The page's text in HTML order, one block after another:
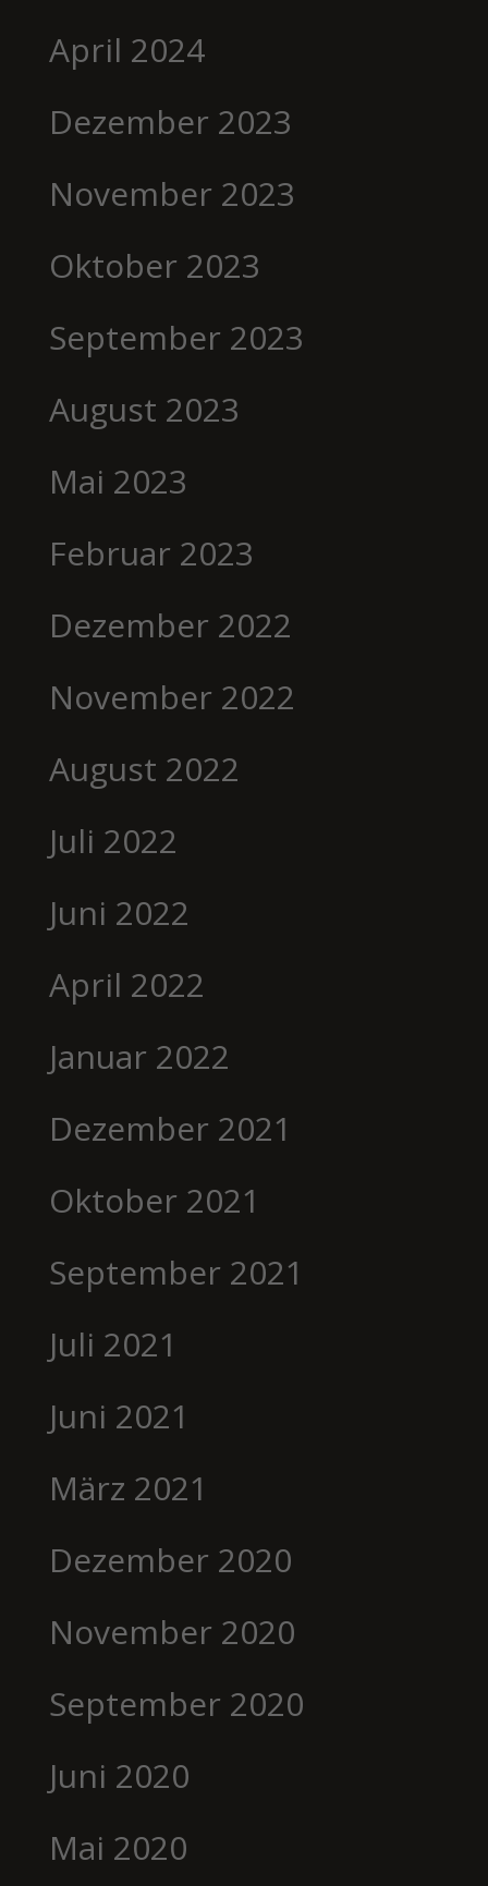
April 2024
Dezember 2023
November 2023
Oktober 2023
September 2023
August 2023
Mai 2023
Februar 2023
Dezember 2022
November 2022
August 2022
Juli 2022
Juni 2022
April 2022
Januar 2022
Dezember 2021
Oktober 2021
September 2021
Juli 2021
Juni 2021
März 2021
Dezember 2020
November 2020
September 2020
Juni 2020
Mai 2020